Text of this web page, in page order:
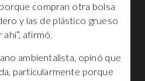
compran otra bolsa
y las de plástico grueso
afirmó.
ambientalista, opinó que
particularmente porque